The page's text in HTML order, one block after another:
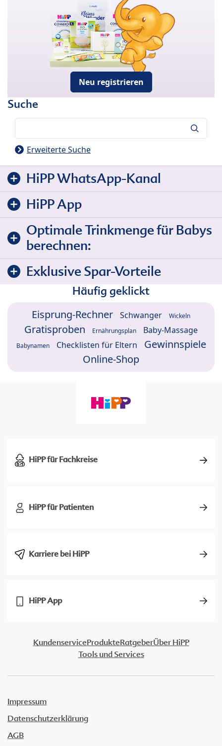
Neu registrieren
Suche
Erweiterte Suche
HiPP WhatsApp-Kanal
HiPP App
Optimale Trinkmenge für Babys
berechnen:
Exklusive Spar-Vorteile
Häufig geklickt
Eisprung-Rechner Schwanger Wickeln
Gratisproben Ernährungsplan Baby-Massage
Babynamen Checklisten für Eltern
Gewinnspiele
Online-Shop
HiPP für Fachkreise
HiPP für Patienten
Karriere bei HiPP
HiPP App
KundenserviceProdukteRatgeberÜber HiPP
Tools und Services
Impressum
Datenschutzerklärung
AGB